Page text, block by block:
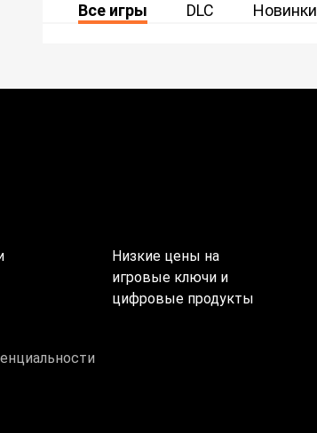
Все игры DLC Новинки
Низкие цены на
игровые ключи и
цифровые продукты